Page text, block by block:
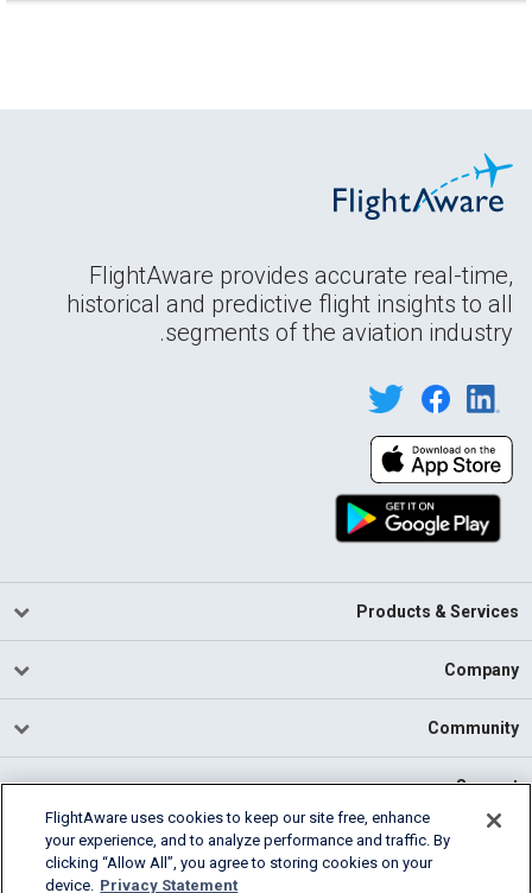
FlightAware provides accurate real-time,
historical and predictive flight insights to all
segments of the aviation industry.
Products & Services
Company
Community
Support
FlightAware uses cookies to keep our site free, enhance
your experience, and to analyze performance and traffic. By
clicking “Allow All”, you agree to storing cookies on your
device. Privacy Statement